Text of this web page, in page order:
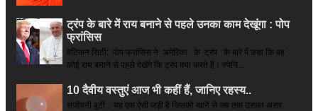
ट्रंप के बारे में राय बनाने से पहले उनका काम देखूंगा : पोप
फ्रांसिस
वेटिकन सिटी: पोप फ्रांसिस ने अमेरिका के ट्रंप के बारे में कहा कि वह
कोई राय बनाने से पहले देखेंगे कि ट्रंप क्या करते हैं। स्पेनि...
10 दैवीय वस्तुएं आज भी कहीं हैं, जानिए रहस्य..
संजीवनी बूटी : यह एक ऐसी जड़ी है जिसको खाने से जब तक उसका असर